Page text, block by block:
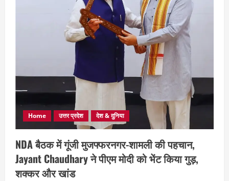
Home उत्तर प्रदेश देश & दुनिया
NDA बैठक में गूंजी मुजफ्फरनगर-शामली की पहचान,
Jayant Chaudhary ने पीएम मोदी को भेंट किया गुड़,
शक्कर और खांड